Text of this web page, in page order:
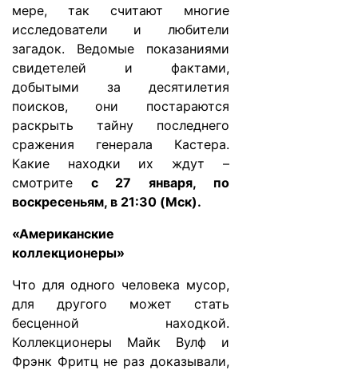
мере, так считают многие
исследователи и любители
загадок. Ведомые показаниями
свидетелей и фактами,
добытыми за десятилетия
поисков, они постараются
раскрыть тайну последнего
сражения генерала Кастера.
Какие находки их ждут –
смотрите с 27 января, по
воскресеньям, в 21:30 (Мск).
«Американские
коллекционеры»
Что для одного человека мусор,
для другого может стать
бесценной находкой.
Коллекционеры Майк Вулф и
Фрэнк Фритц не раз доказывали,